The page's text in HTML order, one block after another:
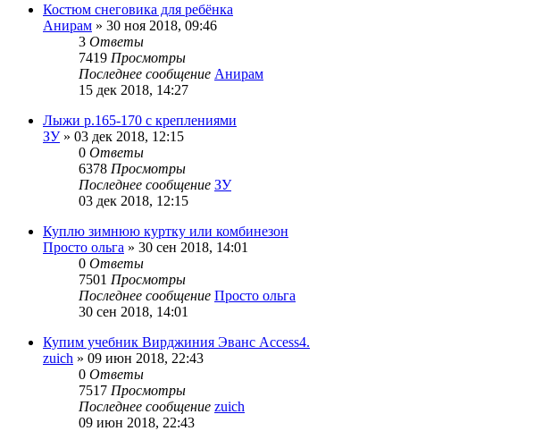
Костюм снеговика для ребёнка
Анирам » 30 ноя 2018, 09:46
3 Ответы
7419 Просмотры
Последнее сообщение Анирам
15 дек 2018, 14:27
Лыжи р.165-170 с креплениями
ЗУ» 03 дек 2018, 12:15
0 Ответы
6378 Просмотры
Последнее сообщение ЗУ
03 дек 2018, 12:15
Куплю зимнюю куртку или комбинезон
Просто ольга » 30 сен 2018, 14:01
0 Ответы
7501 Просмотры
Последнее сообщение Просто ольга
30 сен 2018, 14:01
Купим учебник Вирджиния Эванс Access4.
zuich » 09 июн 2018, 22:43
0 Ответы
7517 Просмотры
Последнее сообщение zuich
09 июн 2018, 22:43